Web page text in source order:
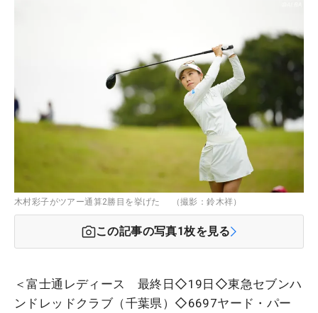
木村彩子がツアー通算2勝目を挙げた （撮影：鈴木祥）
この記事の写真1枚を見る
＜富士通レディース 最終日◇19日◇東急セブンハ
ンドレッドクラブ（千葉県）◇6697ヤード・パー